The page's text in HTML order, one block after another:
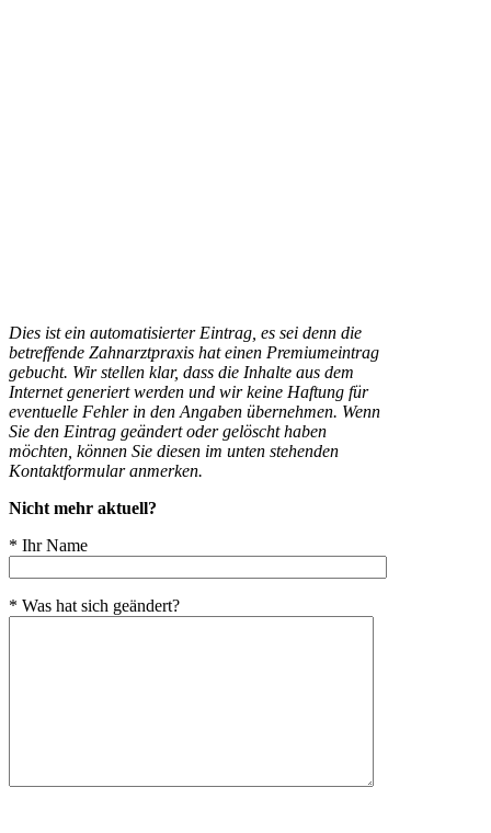
Dies ist ein automatisierter Eintrag, es sei denn die
betreffende Zahnarztpraxis hat einen Premiumeintrag
gebucht. Wir stellen klar, dass die Inhalte aus dem
Internet generiert werden und wir keine Haftung für
eventuelle Fehler in den Angaben übernehmen. Wenn
Sie den Eintrag geändert oder gelöscht haben
möchten, können Sie diesen im unten stehenden
Kontaktformular anmerken.
Nicht mehr aktuell?
* Ihr Name
* Was hat sich geändert?